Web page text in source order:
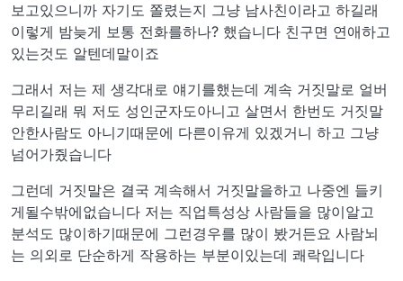
보고있으니까 자기도 쫄렸는지 그냥 남사친이라고 하길래
이렇게 밤늦게 보통 전화를하나? 했습니다 친구면 연애하고
있는것도 알텐데말이죠
그래서 저는 제 생각대로 얘기를했는데 계속 거짓말로 얼버
무리길래 뭐 저도 성인군자도아니고 살면서 한번도 거짓말
안한사람도 아니기때문에 다른이유게 있겠거니 하고 그냥
넘어가줬습니다
그런데 거짓말은 결국 계속해서 거짓말을하고 나중엔 들키
게될수밖에없습니다 저는 직업특성상 사람들을 많이알고
분석도 많이하기때문에 그런경우를 많이 봤거든요 사람뇌
는 의외로 단순하게 작용하는 부분이있는데 쾌락입니다